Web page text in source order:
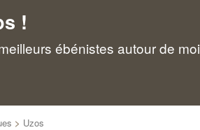
!
ébénistes autour de moi
> Uzos